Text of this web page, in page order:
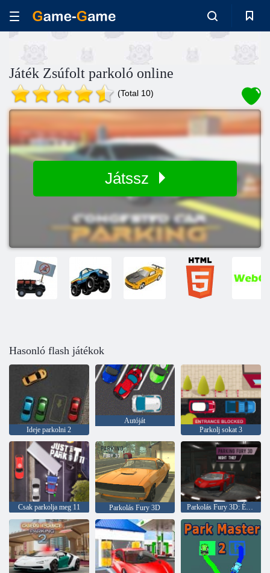
Játék Zsúfolt parkoló online
(Total 10)
Játssz
Hasonló flash játékok
Ideje parkolni 2
Autóját
Parkolj sokat 3
Csak parkolja meg 11 Parkolás Fury 3D Parkolás Fury 3D: Éjszakai tolvaj